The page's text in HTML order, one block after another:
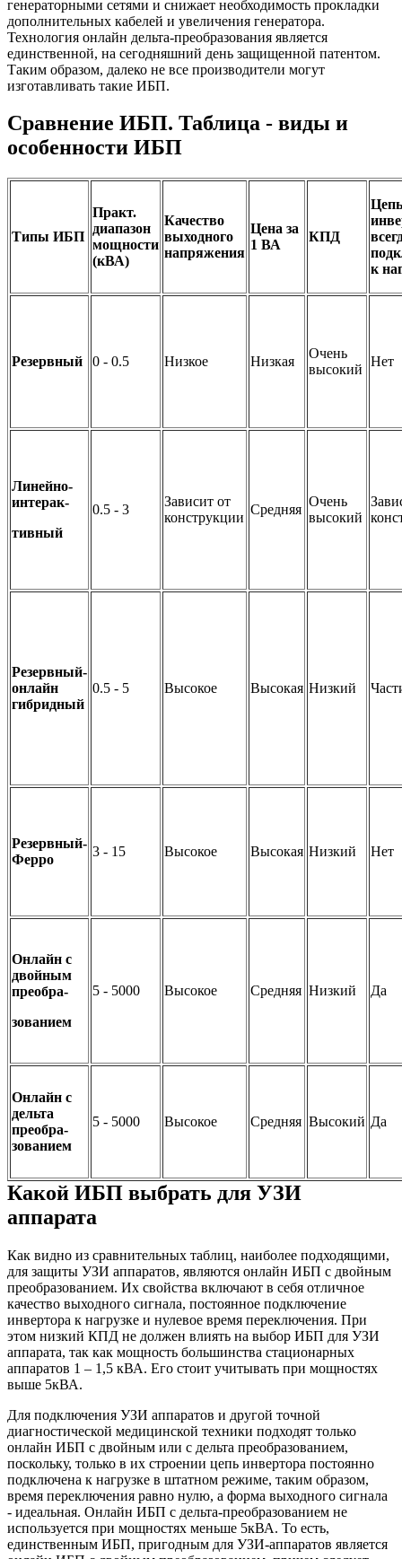
генераторными сетями и снижает необходимость прокладки
дополнительных кабелей и увеличения генератора.
Технология онлайн дельта-преобразования является
единственной, на сегодняшний день защищенной патентом.
Таким образом, далеко не все производители могут
изготавливать такие ИБП.
Сравнение ИБП. Таблица - виды и
особенности ИБП
Типы ИБП
Практ.
диапазон
мощности
(кВА)
Качество
выходного
напряжения
Цена за
1 ВА
КПД
Цепь
к
Резервный 0 - 0.5 Низкое Низкая
Очень
высокий
Нет
Линейно-
интерак-
тивный
0.5 - 3
Зависит от
конструкции
Средняя
Очень
высокий
Резервный-
онлайн
гибридный
0.5 - 5 Высокое Высокая Низкий
Резервный-
Ферро
3 - 15 Высокое Высокая Низкий Нет
Онлайн с
двойным
преобра-
зованием
5 - 5000 Высокое Средняя Низкий Да
Онлайн с
дельта
преобра-
зованием
5 - 5000 Высокое Средняя Высокий Да
Какой ИБП выбрать для УЗИ
аппарата
Как видно из сравнительных таблиц, наиболее подходящими,
для защиты УЗИ аппаратов, являются онлайн ИБП с двойным
преобразованием. Их свойства включают в себя отличное
качество выходного сигнала, постоянное подключение
инвертора к нагрузке и нулевое время переключения. При
этом низкий КПД не должен влиять на выбор ИБП для УЗИ
аппарата, так как мощность большинства стационарных
аппаратов 1 – 1,5 кВА. Его стоит учитывать при мощностях
выше 5кВА.
Для подключения УЗИ аппаратов и другой точной
диагностической медицинской техники подходят только
онлайн ИБП с двойным или с дельта преобразованием,
поскольку, только в их строении цепь инвертора постоянно
подключена к нагрузке в штатном режиме, таким образом,
время переключения равно нулю, а форма выходного сигнала
- идеальная. Онлайн ИБП с дельта-преобразованием не
используется при мощностях меньше 5кВА. То есть,
единственным ИБП, пригодным для УЗИ-аппаратов является